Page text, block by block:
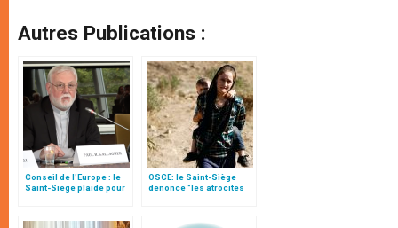
Autres Publications :
Conseil de l'Europe : le
Saint-Siège plaide pour
religieuse"
OSCE: le Saint-Siège
dénonce "les atrocités